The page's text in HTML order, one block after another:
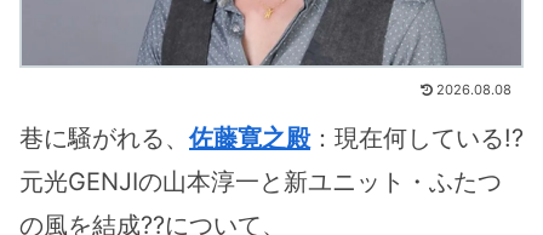
2026.08.08
巷に騒がれる、佐藤寛之殿：現在何している!?
元光GENJIの山本淳一と新ユニット・ふたつ
の風を結成??について、